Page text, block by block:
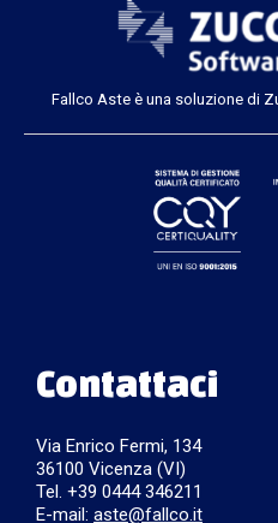
Fallco Aste è una soluzione di
Contattaci
Via Enrico Fermi, 134
36100 Vicenza (VI)
Tel. +39 0444 346211
E-mail: aste@fallco.it